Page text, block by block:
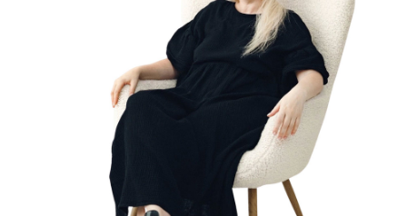
Публикации
Терапевты
RU